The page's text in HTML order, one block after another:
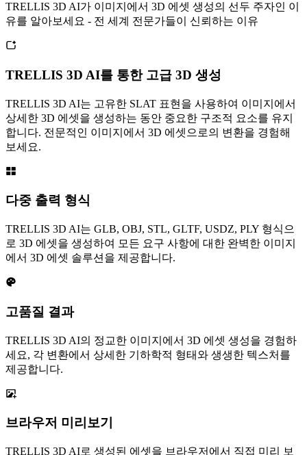
TRELLIS 3D AI가 이미지에서 3D 에셋 생성의 선두 주자인 이
유를 알아보세요 - 전 세계 전문가들이 신뢰하는 이유
TRELLIS 3D AI를 통한 고급 3D 생성
TRELLIS 3D AI는 고유한 SLAT 표현을 사용하여 이미지에서
상세한 3D 에셋을 생성하는 동안 중요한 구조적 요소를 유지
합니다. 전문적인 이미지에서 3D 에셋으로의 변환을 경험해
보세요.
다중 출력 형식
TRELLIS 3D AI는 GLB, OBJ, STL, GLTF, USDZ, PLY 형식으
로 3D 에셋을 생성하여 모든 요구 사항에 대한 완벽한 이미지
에서 3D 에셋 솔루션을 제공합니다.
고품질 결과
TRELLIS 3D AI의 정교한 이미지에서 3D 에셋 생성을 경험하
세요, 각 변환에서 상세한 기하학적 형태와 생생한 텍스처를
제공합니다.
브라우저 미리보기
TRELLIS 3D AI로 생성된 에셋을 브라우저에서 직접 미리 보